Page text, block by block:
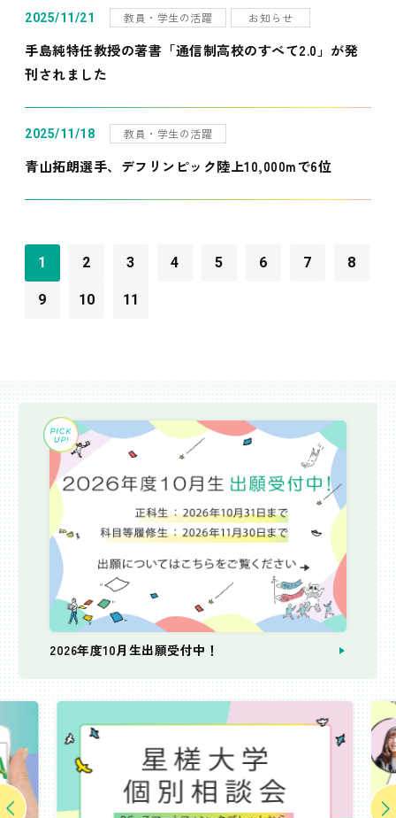
2025/11/21 教員・学生の活躍 お知らせ
手島純特任教授の著書「通信制高校のすべて2.0」が発
刊されました
2025/11/18 教員・学生の活躍
青山拓朗選手、デフリンピック陸上10,000mで6位
1 2 3 4 5 6 7 8
9 10 11
2026年度10月生出願受付中！